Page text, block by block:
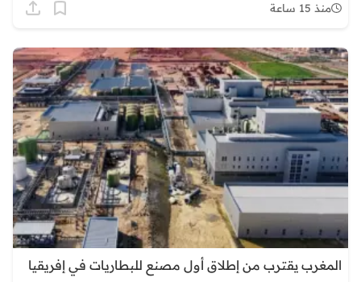
منذ 15 ساعة
المغرب يقترب من إطلاق أول مصنع للبطاريات في إفريقيا